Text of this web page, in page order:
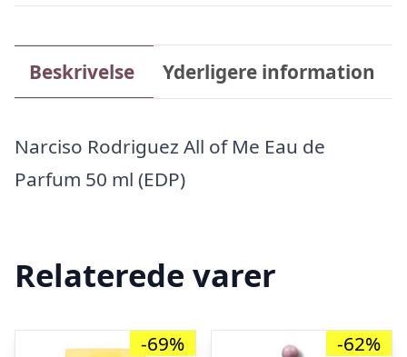
Beskrivelse Yderligere information
Narciso Rodriguez All of Me Eau de
Parfum 50 ml (EDP)
Relaterede varer
-69% -62%